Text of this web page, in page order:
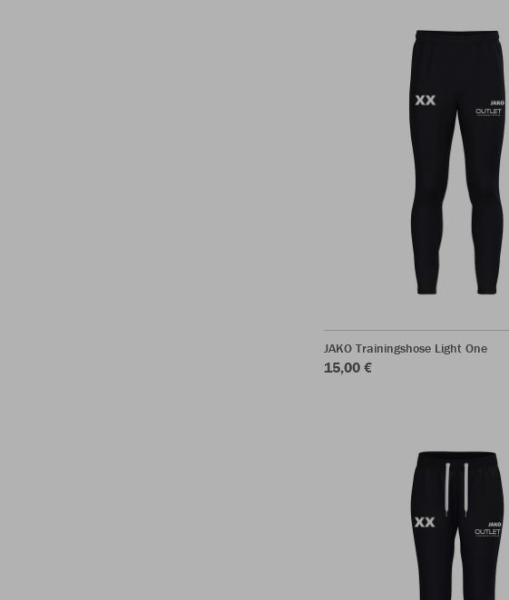
JAKO Trainingshose Light One
15,00 €